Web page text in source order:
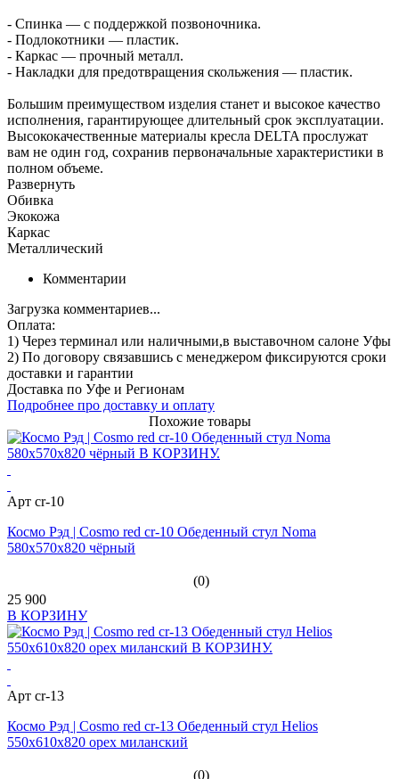
- Спинка — с поддержкой позвоночника.
- Подлокотники — пластик.
- Каркас — прочный металл.
- Накладки для предотвращения скольжения — пластик.
Большим преимуществом изделия станет и высокое качество
исполнения, гарантирующее длительный срок эксплуатации.
Высококачественные материалы кресла DELTA прослужат
вам не один год, сохранив первоначальные характеристики в
полном объеме.
Развернуть
Обивка
Экокожа
Каркас
Металлический
Комментарии
Загрузка комментариев...
Оплата:
1) Через терминал или наличными,в выставочном салоне Уфы
2) По договору связавшись с менеджером фиксируются сроки
доставки и гарантии
Доставка по Уфе и Регионам
Подробнее про доставку и оплату
Похожие товары
Арт cr-10
Космо Рэд | Cosmo red cr-10 Обеденный стул Noma
580x570x820 чёрный
(0)
25 900
В КОРЗИНУ
Арт cr-13
Космо Рэд | Cosmo red cr-13 Обеденный стул Helios
550x610x820 орех миланский
(0)